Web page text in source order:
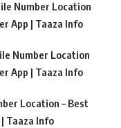
Number Location
App | Taaza Info
Number Location
App | Taaza Info
Location – Best
Taaza Info